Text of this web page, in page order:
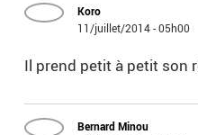
Koro
11/juillet/2014 - 05h00
Il prend petit à petit son
Bernard Minou